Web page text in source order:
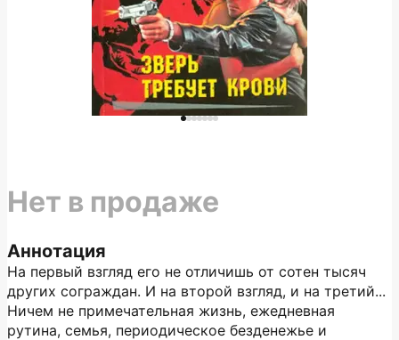
Аннотация
На первый взгляд его не отличишь от сотен тысяч
других сограждан. И на второй взгляд, и на третий...
Ничем не примечательная жизнь, ежедневная
рутина, семья, периодическое безденежье и
Нет в продаже